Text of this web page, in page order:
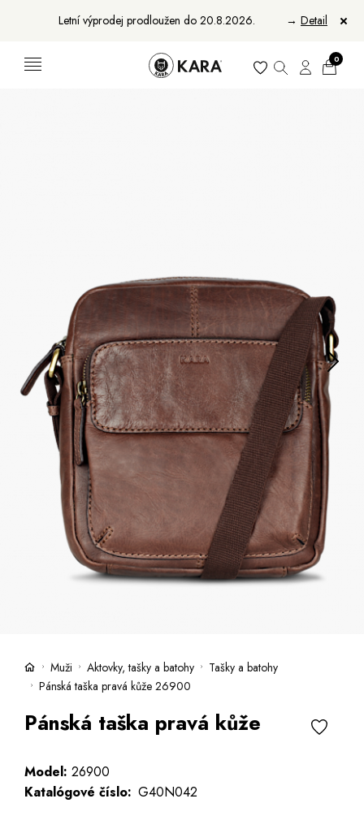
Letní výprodej prodloužen do 20.8.2026. → Detail
Šály a šatky
Manikúry
Šály
Kufre -21 % Predajne Služby
Kara klub
Darčekové poukazy
Extra výhodné
Zľavy
Bundy a kabáty -50 %
Slovensky
0
Muži Aktovky, tašky a batohy
Tašky a batohy
Pánská taška pravá kůže 26900
Pánská taška pravá kůže
Model: 26900
Katalógové číslo: G40N042